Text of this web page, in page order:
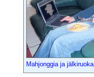
Mahjonggia ja